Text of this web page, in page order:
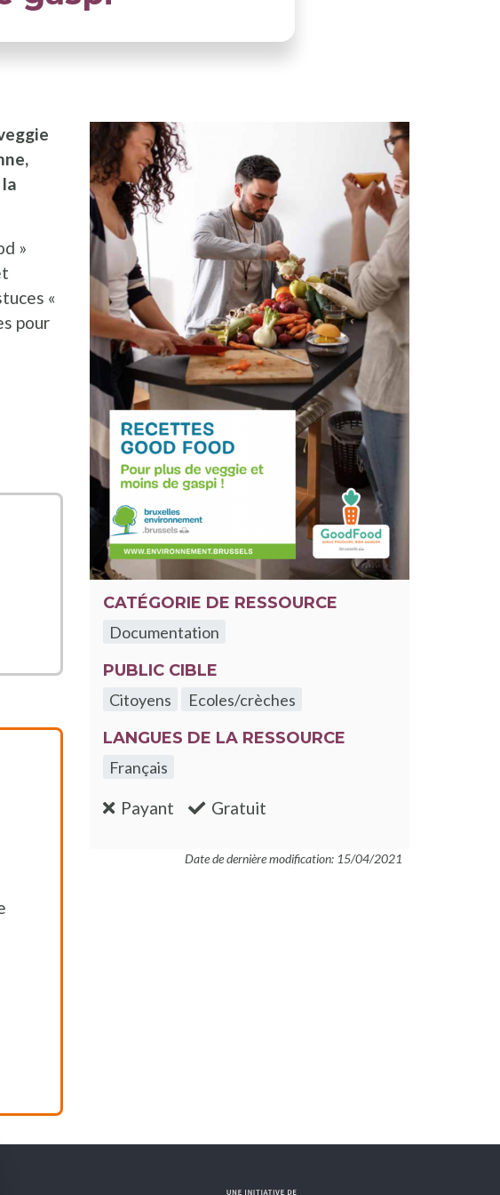
»
«
pour
une nouvelle fenêtre
CATÉGORIE DE RESSOURCE
Documentation
PUBLIC CIBLE
Citoyens
Ecoles/crèches
LANGUES DE LA RESSOURCE
Français
Payant :non Gratuit
Date de dernière modification: 15/04/2021